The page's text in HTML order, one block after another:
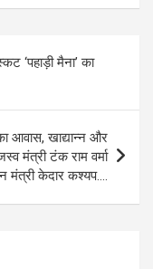
py
Li
n
k
ar
e
‘पहाड़ी मैना’ का
आवास, खाद्यान्न और
मंत्री टंक राम वर्मा
मंत्री केदार कश्यप….